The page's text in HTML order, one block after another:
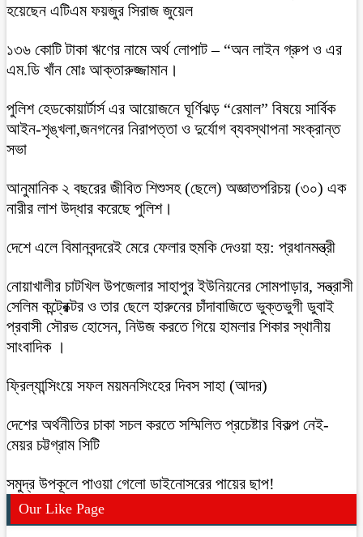
হয়েছেন এটিএম ফয়জুর সিরাজ জুয়েল
১৩৬ কোটি টাকা ঋণের নামে অর্থ লোপাট – “অন লাইন গ্রুপ ও এর
এম.ডি খাঁন মোঃ আক্তারুজ্জামান।
পুলিশ হেডকোয়ার্টার্স এর আয়োজনে ঘূর্ণিঝড় “রেমাল” বিষয়ে সার্বিক
আইন-শৃঙ্খলা,জনগনের নিরাপত্তা ও দুর্যোগ ব্যবস্থাপনা সংক্রান্ত
সভা
আনুমানিক ২ বছরের জীবিত শিশুসহ (ছেলে) অজ্ঞাতপরিচয় (৩০) এক
নারীর লাশ উদ্ধার করেছে পুলিশ।
দেশে এলে বিমানবন্দরেই মেরে ফেলার হুমকি দেওয়া হয়: প্রধানমন্ত্রী
নোয়াখালীর চাটখিল উপজেলার সাহাপুর ইউনিয়নের সোমপাড়ার, সন্ত্রাসী
সেলিম কন্ট্রেক্টর ও তার ছেলে হারুনের চাঁদাবাজিতে ভুক্তভুগী ডুবাই
প্রবাসী সৌরভ হোসেন, নিউজ করতে গিয়ে হামলার শিকার স্থানীয়
সাংবাদিক ।
ফ্রিল্যান্সিংয়ে সফল ময়মনসিংহের দিবস সাহা (আদর)
দেশের অর্থনীতির চাকা সচল করতে সম্মিলিত প্রচেষ্টার বিকল্প নেই-
মেয়র চট্টগ্রাম সিটি
সমুদ্র উপকূলে পাওয়া গেলো ডাইনোসরের পায়ের ছাপ!
Our Like Page